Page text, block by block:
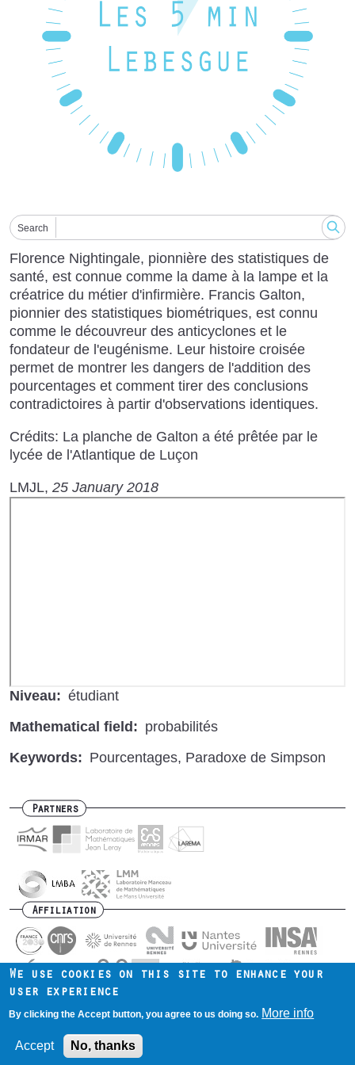
Search
Florence Nightingale, pionnière des statistiques de
santé, est connue comme la dame à la lampe et la
créatrice du métier d'infirmière. Francis Galton,
pionnier des statistiques biométriques, est connu
comme le découvreur des anticyclones et le
fondateur de l'eugénisme. Leur histoire croisée
permet de montrer les dangers de l'addition des
pourcentages et comment tirer des conclusions
contradictoires à partir d'observations identiques.
Crédits: La planche de Galton a été prêtée par le
lycée de l'Atlantique de Luçon
LMJL 25 January 2018
Niveau
étudiant
Mathematical field
probabilités
Keywords
Pourcentages Paradoxe de Simpson
Partners
Affiliation
Footer
menu
Contact us Intranet Mentions légales
We use cookies on this site to enhance your
user experience
By clicking the Accept button, you agree to us doing so. More info
Accept No, thanks